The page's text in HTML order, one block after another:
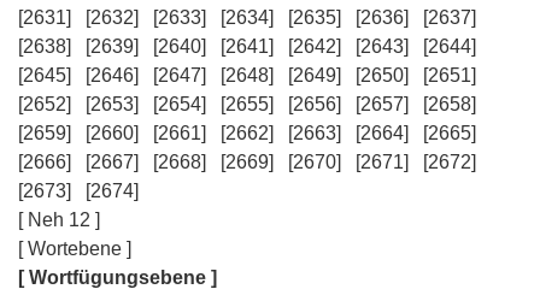
[2631]
[2632] [2633] [2634] [2635] [2636]
[2637]
[2638]
[2639] [2640] [2641] [2642] [2643]
[2644]
[2645]
[2646] [2647] [2648] [2649] [2650]
[2651]
[2652]
[2653] [2654] [2655] [2656] [2657]
[2658]
[2659]
[2660] [2661] [2662] [2663] [2664]
[2665]
[2666]
[2667] [2668] [2669] [2670] [2671]
[2672]
[2673]
[2674]
[ Neh 12 ]
[ Wortebene ]
[ Wortfügungsebene ]